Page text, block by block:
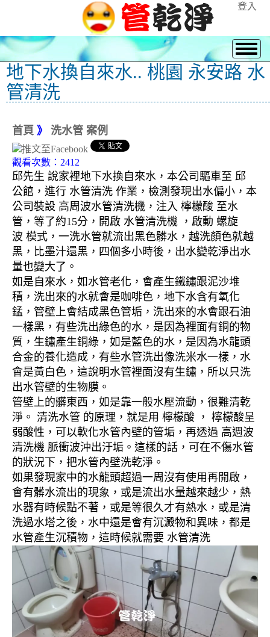
登入
地下水換自來水.. 桃園 永安路 水
管清洗
首頁 》 洗水管 案例
觀看次數：2412
邱先生 說家裡地下水換自來水，本公司驅車至 邱
公館，進行 水管清洗 作業，檢測發現出水偏小，本
公司裝設 高周波水管清洗機，注入 檸檬酸 至水
管，等了約15分，開啟 水管清洗機 ，啟動 螺旋
波 模式，一洗水管就流出黑色髒水，越洗顏色就越
黑，比墨汁還黑，四個多小時後，出水變乾淨出水
量也變大了。
如是自來水，如水管老化，會產生鐵鏽跟泥沙堆
積，洗出來的水就會是咖啡色，地下水含有氧化
錳，管壁上會結成黑色管垢，洗出來的水會跟石油
一樣黑，有些洗出綠色的水，是因為裡面有銅的物
質，生鏽產生銅綠，如是藍色的水，是因為水龍頭
合金的養化造成，有些水管洗出像洗米水一樣，水
會是黃白色，這說明水管裡面沒有生鏽，所以只洗
出水管壁的生物膜。
管壁上的髒東西，如是靠一般水壓流動，很難清乾
淨。 清洗水管 的原理，就是用 檸檬酸 ， 檸檬酸呈
弱酸性，可以軟化水管內壁的管垢，再透過 高週波
清洗機 脈衝波沖出汙垢。這樣的話，可在不傷水管
的狀況下，把水管內壁洗乾淨。
如果發現家中的水龍頭超過一周沒有使用再開啟，
會有髒水流出的現象，或是流出水量越來越少，熱
水器有時候點不著，或是等很久才有熱水，或是清
洗過水塔之後，水中還是會有沉澱物和異味，都是
水管產生沉積物，這時候就需要 水管清洗